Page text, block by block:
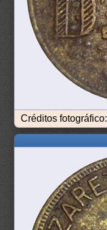
Créditos fotográfico: